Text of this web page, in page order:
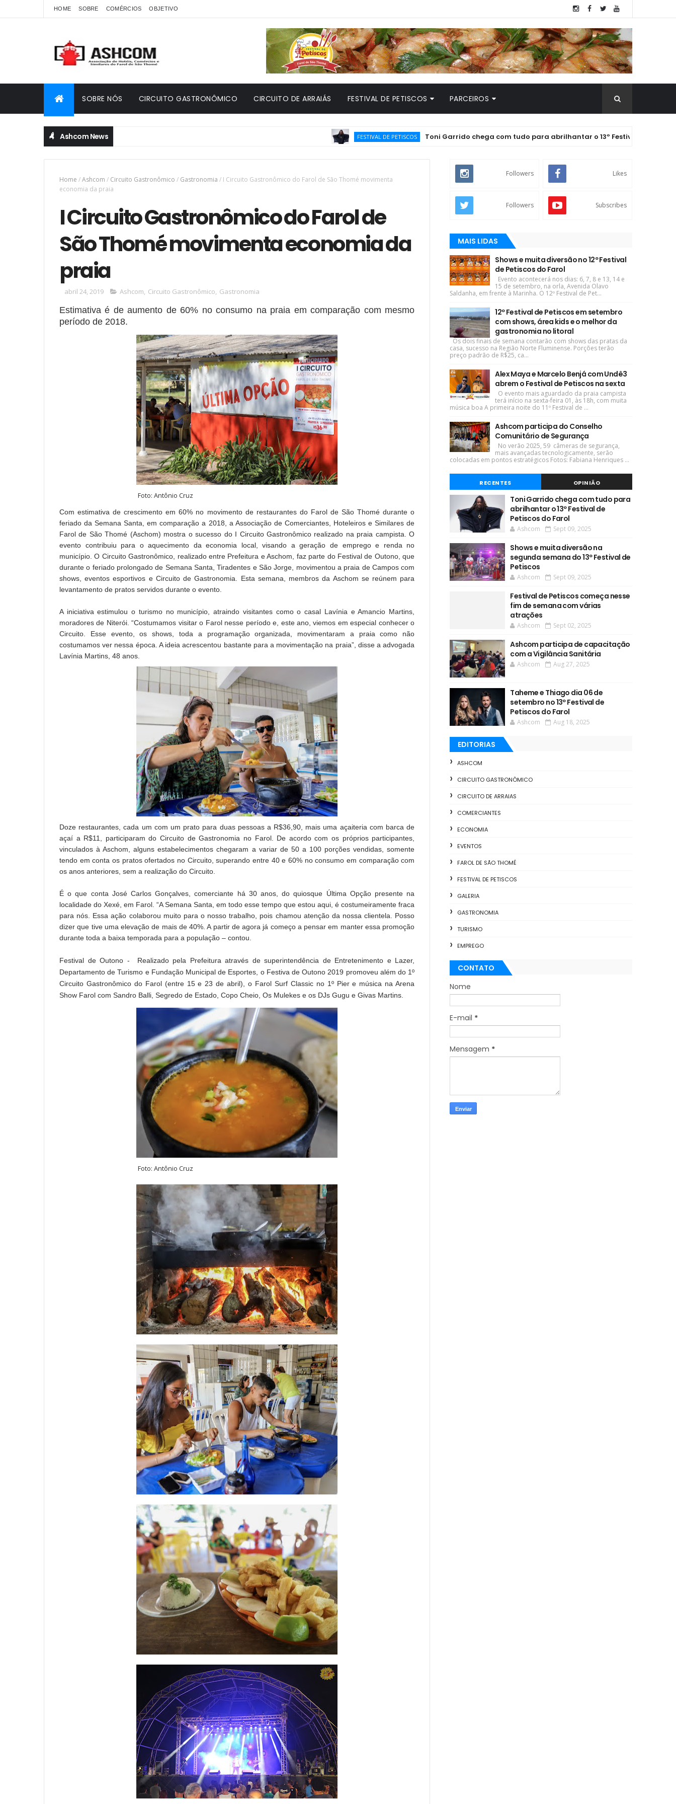
HOME SOBRE COMÉRCIOS OBJETIVO
SOBRE NÓS CIRCUITO GASTRONÔMICO CIRCUITO DE ARRAIÁS FESTIVAL DE PETISCOS PARCEIROS
Ashcom News FESTIVAL DE PETISCOS Toni Garrido chega com tudo para abrilhantar o 13º Festival de Petiscos do
Home /Ashcom / Circuito Gastronômico / Gastronomia / I Circuito Gastronômico do Farol de São Thomé movimenta
economia da praia
I Circuito Gastronômico do Farol de
São Thomé movimenta economia da
praia
abril 24, 2019 Ashcom, Circuito Gastronômico, Gastronomia
Estimativa é de aumento de 60% no consumo na praia em comparação com mesmo
período de 2018.
Foto: Antônio Cruz
Com estimativa de crescimento em 60% no movimento de restaurantes do Farol de São Thomé durante o
feriado da Semana Santa, em comparação a 2018, a Associação de Comerciantes, Hoteleiros e Similares de
Farol de São Thomé (Aschom) mostra o sucesso do I Circuito Gastronômico realizado na praia campista. O
evento contribuiu para o aquecimento da economia local, visando a geração de emprego e renda no
município. O Circuito Gastronômico, realizado entre Prefeitura e Aschom, faz parte do Festival de Outono, que
durante o feriado prolongado de Semana Santa, Tiradentes e São Jorge, movimentou a praia de Campos com
shows, eventos esportivos e Circuito de Gastronomia. Esta semana, membros da Aschom se reúnem para
levantamento de pratos servidos durante o evento.
A iniciativa estimulou o turismo no município, atraindo visitantes como o casal Lavínia e Amancio Martins,
moradores de Niterói. “Costumamos visitar o Farol nesse período e, este ano, viemos em especial conhecer o
Circuito. Esse evento, os shows, toda a programação organizada, movimentaram a praia como não
costumamos ver nessa época. A ideia acrescentou bastante para a movimentação na praia”, disse a advogada
Lavínia Martins, 48 anos.
Doze restaurantes, cada um com um prato para duas pessoas a R$36,90, mais uma açaiteria com barca de
açaí a R$11, participaram do Circuito de Gastronomia no Farol. De acordo com os próprios participantes,
vinculados à Aschom, alguns estabelecimentos chegaram a variar de 50 a 100 porções vendidas, somente
tendo em conta os pratos ofertados no Circuito, superando entre 40 e 60% no consumo em comparação com
os anos anteriores, sem a realização do Circuito.
É o que conta José Carlos Gonçalves, comerciante há 30 anos, do quiosque Última Opção presente na
localidade do Xexé, em Farol. “A Semana Santa, em todo esse tempo que estou aqui, é costumeiramente fraca
para nós. Essa ação colaborou muito para o nosso trabalho, pois chamou atenção da nossa clientela. Posso
dizer que tive uma elevação de mais de 40%. A partir de agora já começo a pensar em manter essa promoção
durante toda a baixa temporada para a população – contou.
Festival de Outono - Realizado pela Prefeitura através de superintendência de Entretenimento e Lazer,
Departamento de Turismo e Fundação Municipal de Esportes, o Festiva de Outono 2019 promoveu além do 1º
Circuito Gastronômico do Farol (entre 15 e 23 de abril), o Farol Surf Classic no 1º Pier e música na Arena
Show Farol com Sandro Balli, Segredo de Estado, Copo Cheio, Os Mulekes e os DJs Gugu e Givas Martins.
Foto: Antônio Cruz
Followers Likes
Followers Subscribes
MAIS LIDAS
Shows e muita diversão no 12º Festival
de Petiscos do Farol
Evento acontecerá nos dias: 6, 7, 8 e 13, 14 e
15 de setembro, na orla, Avenida Olavo
Saldanha, em frente à Marinha. O 12º Festival de Pet...
12º Festival de Petiscos em setembro
com shows, área kids e o melhor da
gastronomia no litoral
Os dois finais de semana contarão com shows das pratas da
casa, sucesso na Região Norte Fluminense. Porções terão
preço padrão de R$25, ca...
Alex Maya e Marcelo Benjá com Undê3
abrem o Festival de Petiscos na sexta
O evento mais aguardado da praia campista
terá início na sexta-feira 01, às 18h, com muita
música boa A primeira noite do 11º Festival de ...
Ashcom participa do Conselho
Comunitário de Segurança
No verão 2025, 59 câmeras de segurança,
mais avançadas tecnologicamente, serão
colocadas em pontos estratégicos Fotos: Fabiana Henriques ...
RECENTES OPINIÃO
Toni Garrido chega com tudo para
abrilhantar o 13º Festival de
Petiscos do Farol
Ashcom Sept 09, 2025
Shows e muita diversão na
segunda semana do 13º Festival de
Petiscos
Ashcom Sept 09, 2025
Festival de Petiscos começa nesse
fim de semana com várias
atrações
Ashcom Sept 02, 2025
Ashcom participa de capacitação
com a Vigilância Sanitária
Ashcom Aug 27, 2025
Taheme e Thiago dia 06 de
setembro no 13º Festival de
Petiscos do Farol
Ashcom Aug 18, 2025
EDITORIAS
ASHCOM
CIRCUITO GASTRONÔMICO
CIRCUITO DE ARRAIAS
COMERCIANTES
ECONOMIA
EVENTOS
FAROL DE SÃO THOMÉ
FESTIVAL DE PETISCOS
GALERIA
GASTRONOMIA
TURISMO
EMPREGO
CONTATO
Nome
E-mail *
Mensagem *